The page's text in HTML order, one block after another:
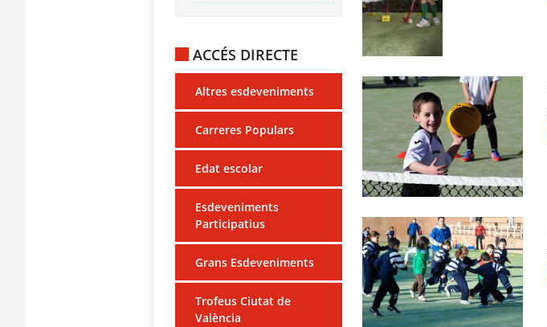
ACCÉS DIRECTE
Altres esdeveniments
Carreres Populars
Edat escolar
Esdeveniments
Participatius
Grans Esdeveniments
Trofeus Ciutat de
València